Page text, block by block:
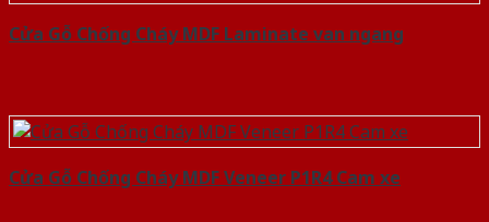
Cửa Gỗ Chống Cháy MDF Laminate van ngang
Cửa Gỗ Chống Cháy MDF Veneer P1R4 Cam xe